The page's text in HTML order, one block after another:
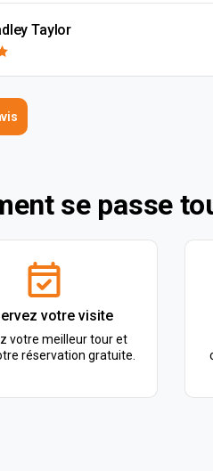
Taylor
se passe
votre visite
votre meilleur tour et
réservation gratuite.